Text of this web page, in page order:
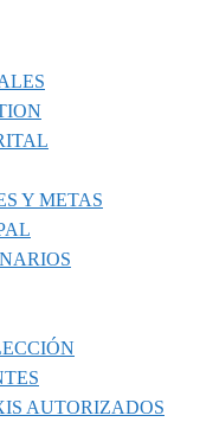
Y METAS
AUTORIZADOS